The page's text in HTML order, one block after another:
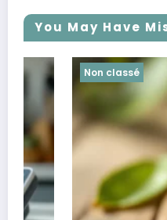
You May Have
Non classé